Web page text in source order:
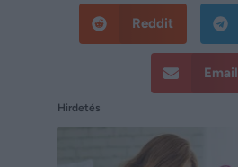
Reddit
Email
Hirdetés